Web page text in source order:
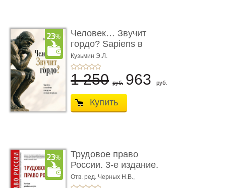
Человек… Звучит
гордо? Sapiens в
тенётах социума � ...
Кузьмин Э.Л.
1 250 руб. 963 руб.
Купить
Трудовое право
России. 3-е издание.
Учебник для ...
Отв. ред. Черных Н.В.,
Шестерякова И.В.